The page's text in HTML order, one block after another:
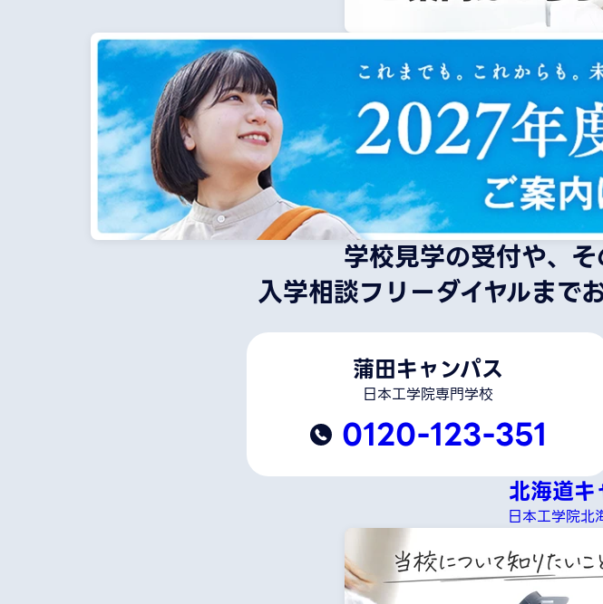
学校見学の受付や、
入学相談フリーダイヤルまで
蒲田キャンパス
日本工学院専門学校
0120-123-351
北海道キ
日本工学院北